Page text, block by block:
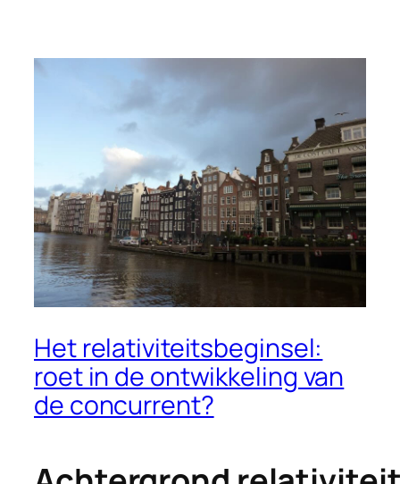
Het relativiteitsbeginsel:
roet in de ontwikkeling van
de concurrent?